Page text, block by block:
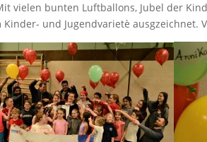
vielen bunten Luftballons, Jubel der
Kinder- und Jugendvarietè ausgzeichnet.